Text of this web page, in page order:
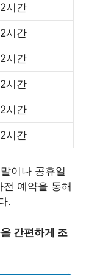
2시간
2시간
2시간
2시간
2시간
2시간
이나 공휴일
예약을 통해
.
간편하게 조